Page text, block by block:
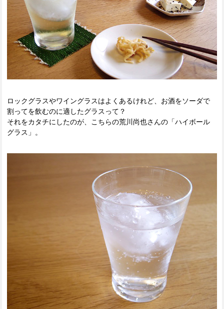
ロックグラスやワイングラスはよくあるけれど、お酒をソーダで
割ってを飲むのに適したグラスって？
それをカタチにしたのが、こちらの荒川尚也さんの「ハイボール
グラス」。